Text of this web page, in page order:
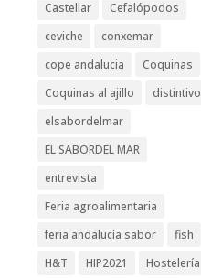
Castellar
Cefalópodos
ceviche
conxemar
cope andalucia
Coquinas
Coquinas al ajillo
distintivo
elsabordelmar
EL SABORDEL MAR
entrevista
Feria agroalimentaria
feria andalucía sabor
fish
H&T
HIP2021
Hostelería